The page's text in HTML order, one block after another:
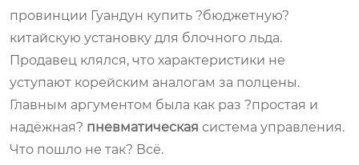
провинции Гуандун купить ?бюджетную?
китайскую установку для блочного льда.
Продавец клялся, что характеристики не
уступают корейским аналогам за полцены.
Главным аргументом была как раз ?простая и
надёжная? пневматическая система управления.
Что пошло не так? Всё.